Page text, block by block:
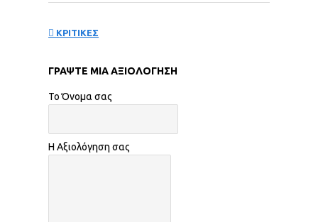
ΚΡΙΤΙΚΕΣ
ΓΡΆΨΤΕ ΜΙΑ ΑΞΙΟΛΌΓΗΣΗ
Το Όνομα σας
Η Αξιολόγηση σας